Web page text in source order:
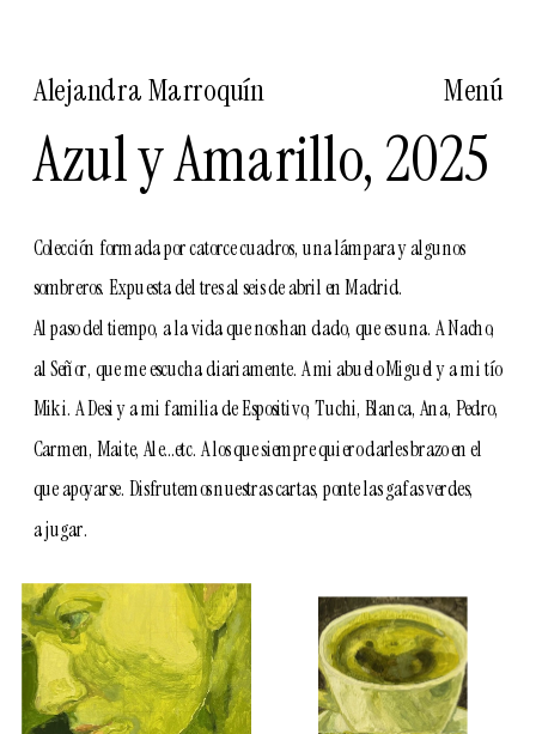
Menú
Azul y Amarillo, 2025
Colección formada por catorce cuadros , una lámpara y algunos
sombreros. Expuesta del tres al seis de abril en Madrid.
Al paso del tiempo, a la vida que nos han dado, que es una. A Nacho,
al Señor, que me escucha diariamente. A mi abuelo Miguel y a mi tío
Miki. A Desi y a mi familia de Espositivo; Tuchi, Blanca, Ana, Pedro,
Carmen, Maite, Ale…etc. A los que siempre quiero darles brazo en el
que apoyarse. Disfrutemos nuestras cartas, ponte las gafas verdes,
a jugar.
Alejandra Marroquín